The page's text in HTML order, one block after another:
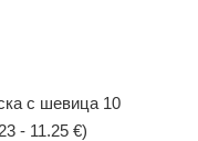
с шевица 10
- 11.25 €)